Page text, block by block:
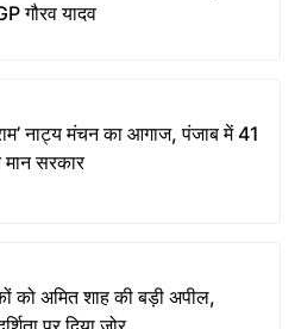
गौरव यादव
नाट्य मंचन का आगाज, पंजाब में 41
मान सरकार
को अमित शाह की बड़ी अपील,